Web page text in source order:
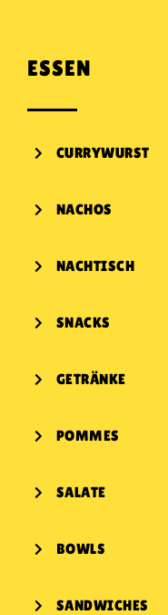
ESSEN
CURRYWURST
NACHOS
NACHTISCH
SNACKS
GETRÄNKE
POMMES
SALATE
BOWLS
SANDWICHES